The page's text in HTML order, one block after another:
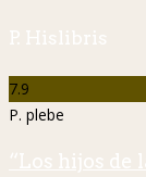
P. Hislibris
7.9
P. plebe
“Los hijos de